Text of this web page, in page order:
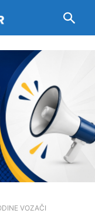
VOZAČI